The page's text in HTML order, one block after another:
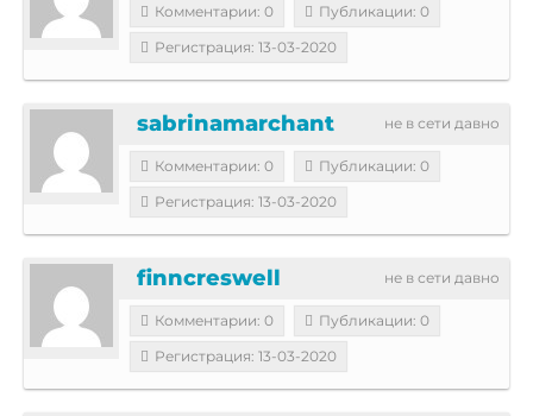
Комментарии: 0
Публикации: 0
Регистрация: 13-03-2020
не в сети давно
sabrinamarchant
Комментарии: 0
Публикации: 0
Регистрация: 13-03-2020
не в сети давно
finncreswell
Комментарии: 0
Публикации: 0
Регистрация: 13-03-2020